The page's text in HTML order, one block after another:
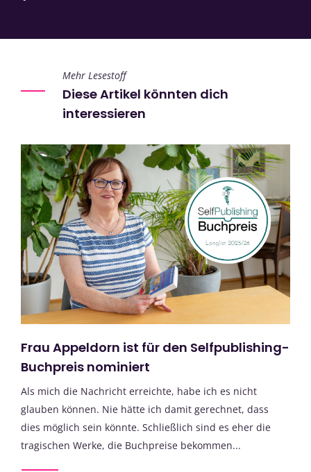
Mehr Lesestoff
Diese Artikel könnten dich
interessieren
Frau Appeldorn ist für den Selfpublishing-
Buchpreis nominiert
Als mich die Nachricht erreichte, habe ich es nicht
glauben können. Nie hätte ich damit gerechnet, dass
dies möglich sein könnte. Schließlich sind es eher die
tragischen Werke, die Buchpreise bekommen...